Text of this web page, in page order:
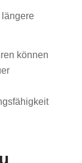
können